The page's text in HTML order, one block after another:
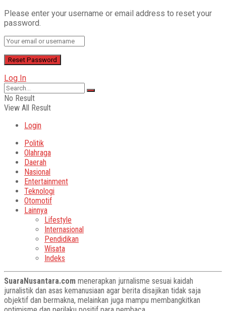
Please enter your username or email address to reset your
password.
Log In
No Result
View All Result
Login
Politik
Olahraga
Daerah
Nasional
Entertainment
Teknologi
Otomotif
Lainnya
Lifestyle
Internasional
Pendidikan
Wisata
Indeks
SuaraNusantara.com menerapkan jurnalisme sesuai kaidah
jurnalistik dan asas kemanusiaan agar berita disajikan tidak saja
objektif dan bermakna, melainkan juga mampu membangkitkan